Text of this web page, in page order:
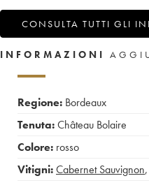
CONSULTA TUTTI GLI
INFORMAZIONI
Regione: Bordeaux
Tenuta:Château Bolaire
Colore: rosso
Vitigni:Cabernet Sauvignon,